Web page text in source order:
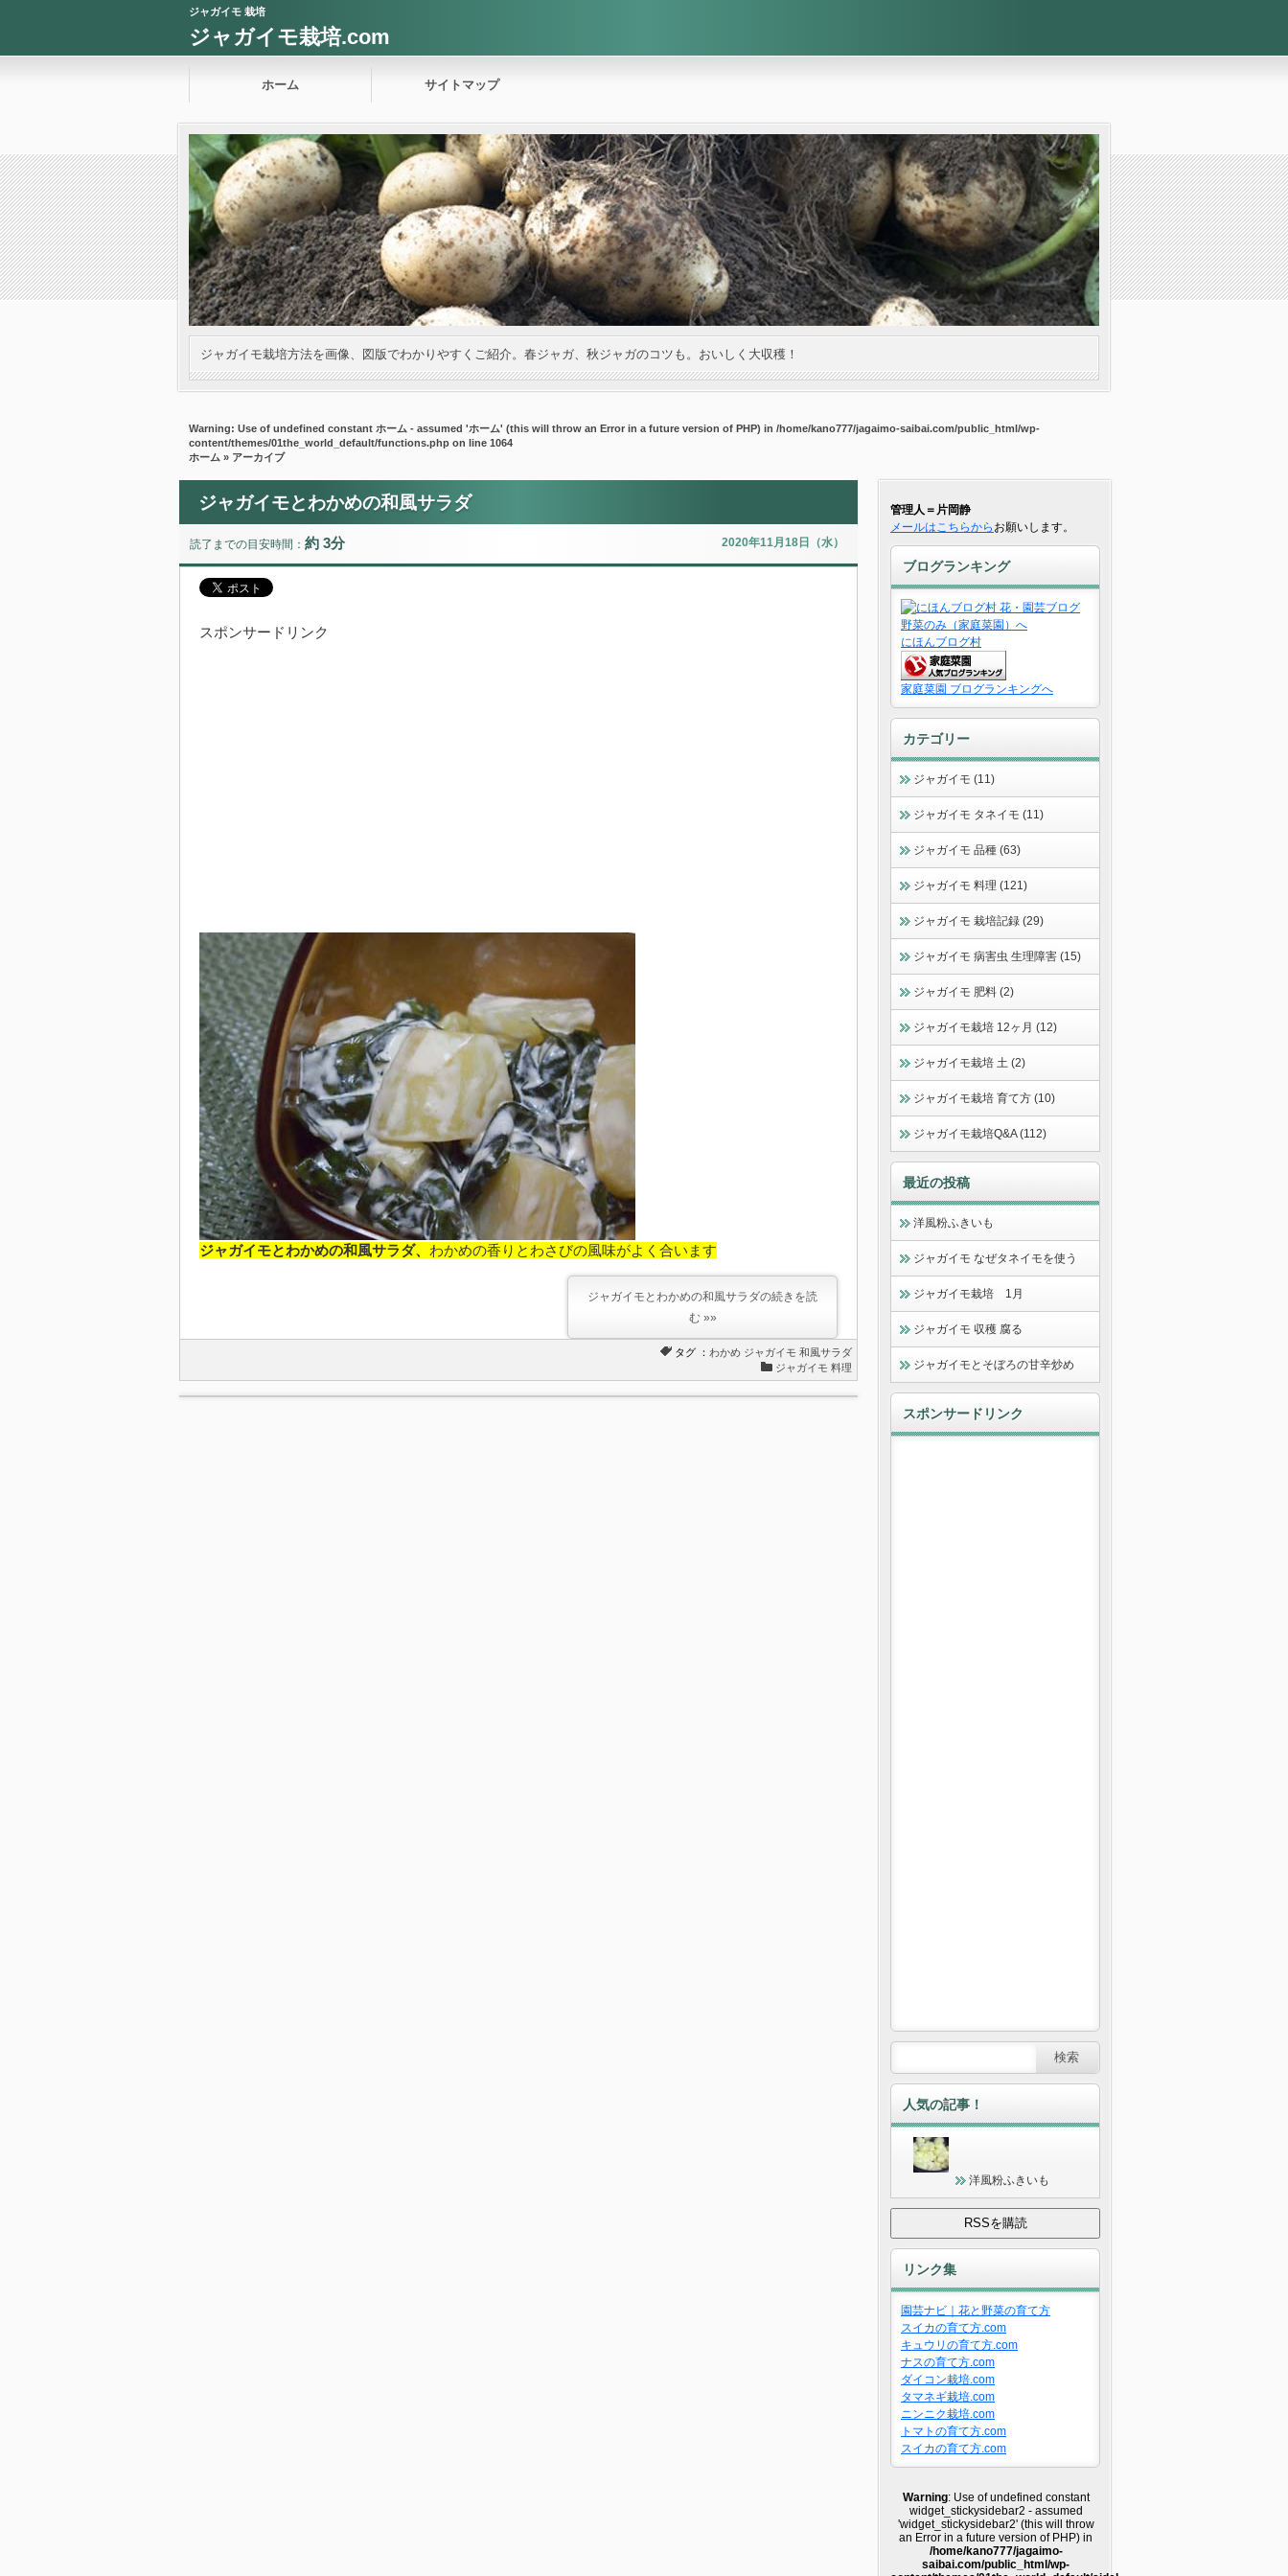
ジャガイモ 栽培
ジャガイモ栽培.com
ホーム サイトマップ
ジャガイモ栽培方法を画像、図版でわかりやすくご紹介。春ジャガ、秋ジャガのコツも。おいしく大収穫！
Warning: Use of undefined constant ホーム - assumed 'ホーム' (this will throw an Error in a future version of PHP) in /home/kano777/jagaimo-saibai.com/public_html/wp-
content/themes/01the_world_default/functions.php on line 1064
ホーム » アーカイブ
ジャガイモとわかめの和風サラダ
読了までの目安時間： 約 3分 2020年11月18日（水）
スポンサードリンク
ジャガイモとわかめの和風サラダ、 わかめの香りとわさびの風味がよく合います
ジャガイモとわかめの和風サラダの続きを読
む »»
タグ ： わかめ ジャガイモ 和風サラダ
ジャガイモ 料理
管理人＝片岡静
メールはこちらから お願いします。
ブログランキング
にほんブログ村
家庭菜園 ブログランキングへ
カテゴリー
ジャガイモ (11)
ジャガイモ タネイモ (11)
ジャガイモ 品種 (63)
ジャガイモ 料理 (121)
ジャガイモ 栽培記録 (29)
ジャガイモ 病害虫 生理障害 (15)
ジャガイモ 肥料 (2)
ジャガイモ栽培 12ヶ月 (12)
ジャガイモ栽培 土 (2)
ジャガイモ栽培 育て方 (10)
ジャガイモ栽培Q&A (112)
最近の投稿
洋風粉ふきいも
ジャガイモ なぜタネイモを使う
ジャガイモ栽培 1月
ジャガイモ 収穫 腐る
ジャガイモとそぼろの甘辛炒め
スポンサードリンク
人気の記事！
洋風粉ふきいも
リンク集
園芸ナビ｜花と野菜の育て方
スイカの育て方.com
キュウリの育て方.com
ナスの育て方.com
ダイコン栽培.com
タマネギ栽培.com
ニンニク栽培.com
トマトの育て方.com
スイカの育て方.com
Warning: Use of undefined constant
widget_stickysidebar2 - assumed
'widget_stickysidebar2' (this will throw
an Error in a future version of PHP) in
/home/kano777/jagaimo-
saibai.com/public_html/wp-